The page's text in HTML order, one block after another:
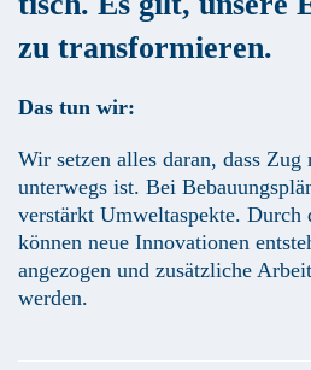
zu transformieren.
Das tun wir:
Wir setzen alles daran, dass Zug
unterwegs ist. Bei
verstärkt Umweltaspekte. Durch
können neue Innovationen
angezogen und zusätzliche
werden.